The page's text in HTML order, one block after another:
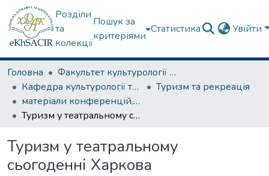
Розділи
та
колекції
Пошук за
критеріями
Статистика Увійти
Головна
Факультет культурології та соціальних комунікацій
Кафедра культурології та музеєзнавства
Туризм та рекреація
матеріали конференцій, семінарів, круглих столів та ін.
Туризм у театральному сьогоденні Харкова
Туризм у театральному
сьогоденні Харкова